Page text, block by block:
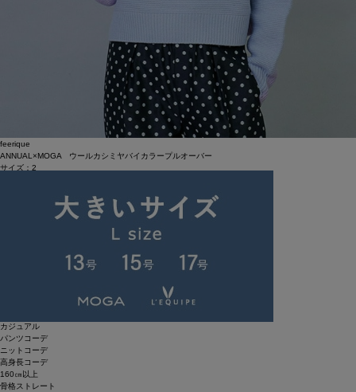
feerique
ANNUAL×MOGA ウールカシミヤバイカラープルオーバー
サイズ：2
大人カジュアル
カジュアル
パンツコーデ
ニットコーデ
高身長コーデ
160㎝以上
骨格ストレート